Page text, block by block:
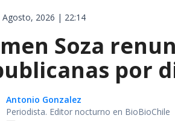
Agosto, 2026 | 22:14
Soza
por
Antonio Gonzalez
Periodista. Editor nocturno en BioBioChile